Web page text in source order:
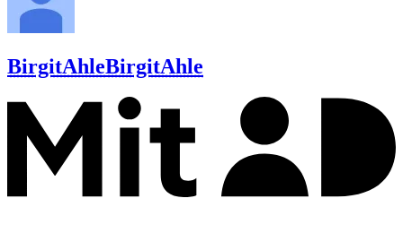
BirgitAhleBirgitAhle